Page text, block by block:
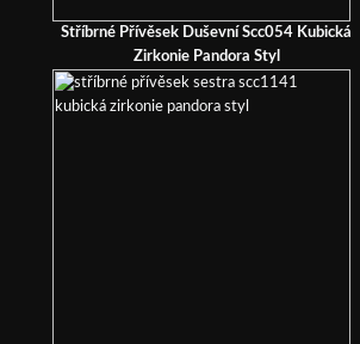
Stříbrné Přívěsek Duševní Scc054 Kubická
Zirkonie Pandora Styl